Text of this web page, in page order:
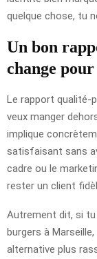
quelque chose, tu
Un bon
change
Le rapport qualité-
veux manger
implique
satisfaisant sans
cadre ou le
rester un client
Autrement dit, si
burgers à
alternative plus